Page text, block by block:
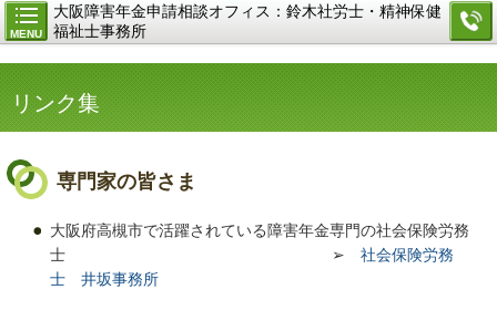
MENU
大阪障害年金申請相談オフィス：鈴木社労士・精神保健
福祉士事務所
リンク集
専門家の皆さま
大阪府高槻市で活躍されている障害年金専門の社会保険労務
士 ➢ 社会保険労務
士 井坂事務所